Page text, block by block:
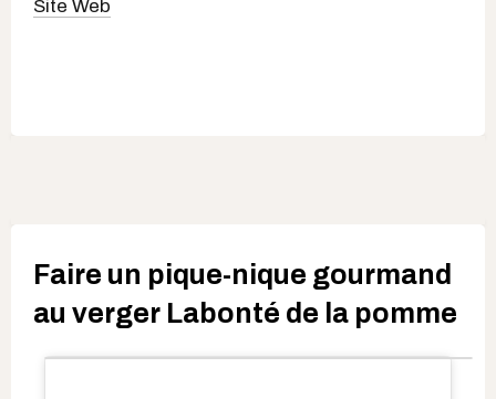
Site Web
Faire un pique-nique gourmand
au verger Labonté de la pomme